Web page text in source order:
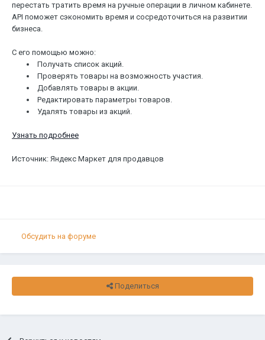
перестать тратить время на ручные операции в личном кабинете.
API поможет сэкономить время и сосредоточиться на развитии
бизнеса.
С его помощью можно:
Получать список акций.
Проверять товары на возможность участия.
Добавлять товары в акции.
Редактировать параметры товаров.
Удалять товары из акций.
Узнать подробнее
Источник: Яндекс Маркет для продавцов
Обсудить на форуме
Поделиться